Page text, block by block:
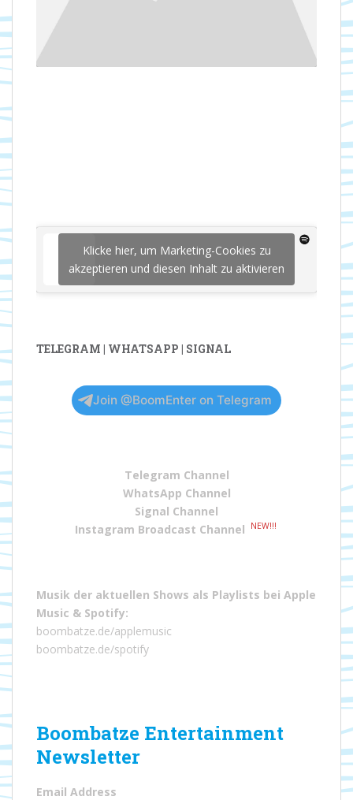
Klicke hier, um Marketing-Cookies zu
akzeptieren und diesen Inhalt zu aktivieren
TELEGRAM | WHATSAPP | SIGNAL
Join @BoomEnter on Telegram
Telegram Channel
WhatsApp Channel
Signal Channel
Instagram Broadcast Channel
NEW!!!
Musik der aktuellen Shows als Playlists bei Apple
Music & Spotify:
boombatze.de/applemusic
boombatze.de/spotify
Boombatze Entertainment
Newsletter
Email Address